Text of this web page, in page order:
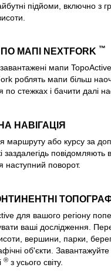
підйоми, включно з
МАПІ NEXTFORK ™
мапи
роблять мапи більш
по стежках і бачити далі
НАВІГАЦІЯ
маршруту або курсу за
заздалегідь повідомляють
наступний поворот.
для вашого регіону
ваші дослідження.
вершини, парки,
об'єкти.
® з усього світу.